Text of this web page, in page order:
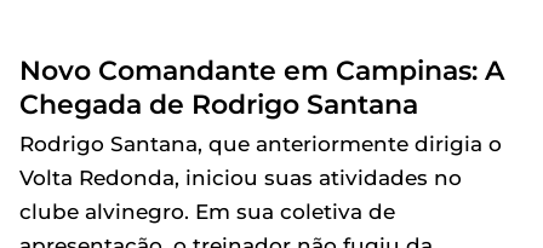
Novo Comandante em Campinas: A
Chegada de Rodrigo Santana
Rodrigo Santana, que anteriormente dirigia o
Volta Redonda, iniciou suas atividades no
clube alvinegro. Em sua coletiva de